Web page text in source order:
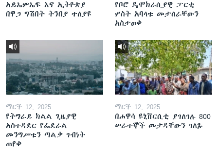
አይኤምኤፍ እና ኢትዮጵያ
በዋጋ ግሽበት ትንበያ ተለያዩ
የቦሮ ዴሞክራሲያዊ ፓርቲ
ሦስት አባላቱ መታሰራቸውን
አስታወቀ
ማርች 12, 2025
የትግራይ ክልል ጊዜያዊ
አስተዳደር የፌደራል
መንግሥቱን ጣልቃ ገብነት
ጠየቀ
ማርች 12, 2025
በሐዋሳ ዩኒቨርሲቲ ያገለገሉ 800
ሠራተኞች መታዳቸውን ገለጹ